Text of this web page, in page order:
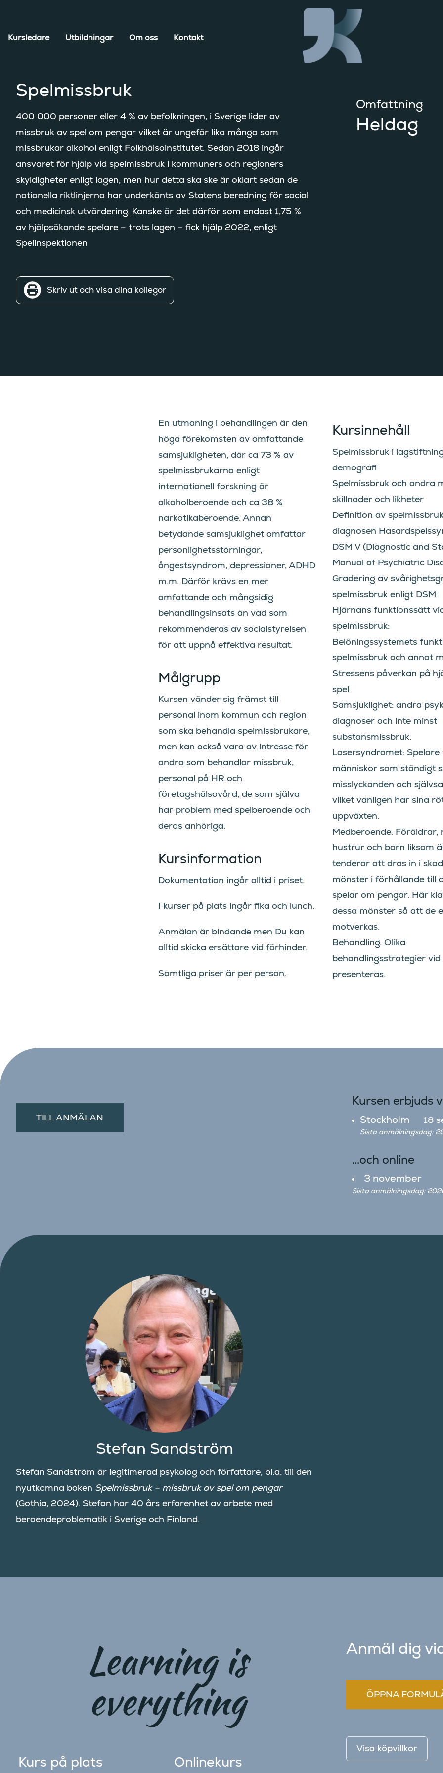
Kursledare Utbildningar Om oss Kontakt
Spelmissbruk
400 000 personer eller 4 % av befolkningen, i Sverige lider av
missbruk av spel om pengar vilket är ungefär lika många som
missbrukar alkohol enligt Folkhälsoinstitutet. Sedan 2018 ingår
ansvaret för hjälp vid spelmissbruk i kommuners och regioners
skyldigheter enligt lagen, men hur detta ska ske är oklart sedan de
nationella riktlinjerna har underkänts av Statens beredning för social
och medicinsk utvärdering. Kanske är det därför som endast 1,75 %
av hjälpsökande spelare – trots lagen ­– fick hjälp 2022, enligt
Spelinspektionen
Skriv ut och visa dina kollegor
Omfattning
Heldag
En utmaning i behandlingen är den
höga förekomsten av omfattande
samsjukligheten, där ca 73 % av
spelmissbrukarna enligt
internationell forskning är
alkoholberoende och ca 38 %
narkotikaberoende. Annan
betydande samsjuklighet omfattar
personlighetsstörningar,
ångestsyndrom, depressioner, ADHD
m.m. Därför krävs en mer
omfattande och mångsidig
behandlingsinsats än vad som
rekommenderas av socialstyrelsen
för att uppnå effektiva resultat.
Målgrupp
Kursen vänder sig främst till
personal inom kommun och region
som ska behandla spelmissbrukare,
men kan också vara av intresse för
andra som behandlar missbruk,
personal på HR och
företagshälsovård, de som själva
har problem med spelberoende och
deras anhöriga.
Kursinformation
Dokumentation ingår alltid i priset.
I kurser på plats ingår fika och lunch.
Anmälan är bindande men Du kan
alltid skicka ersättare vid förhinder.
Samtliga priser är per person.
Kursinnehåll
Spelmissbruk i
demografi
Spelmissbruk och andra
skillnader och likheter
Definition av
diagnosen
DSM V (Diagnostic and
Manual of Psychiatric
Gradering av
spelmissbruk enligt DSM
Hjärnans funktionssätt
spelmissbruk:
Belöningssystemets
spelmiss­bruk och annat
Stressens påverkan på
spel
Samsjuklighet: andra
diagnoser och inte minst
substansmissbruk.
Losersyndromet: Spelare
människor som ständigt
misslyckanden och
vilket vanligen har sina
uppväxten.
Medberoende. Föräldrar,
hustrur och barn liksom
tenderar att dras in i
mönster i förhållande till
spelar om pengar. Här
dessa mönster så att de
motverkas.
Behandling. Olika
behandlingsstrategier vid
presenteras.
TILL ANMÄLAN
Kursen erbjuds
Stockholm 18
Sista anmälningsdag:
...och online
3 november
Sista anmälningsdag:
Stefan Sandström
Stefan Sandström är legitimerad psykolog och författare, bl.a. till den
nyutkomna boken Spelmissbruk – missbruk av spel om pengar
(Gothia, 2024). Stefan har 40 års erfarenhet av arbete med
beroendeproblematik i Sverige och Finland.
Learning is
everything
Kurs på plats Onlinekurs
Anmäl dig
ÖPPNA
Visa köpvillkor